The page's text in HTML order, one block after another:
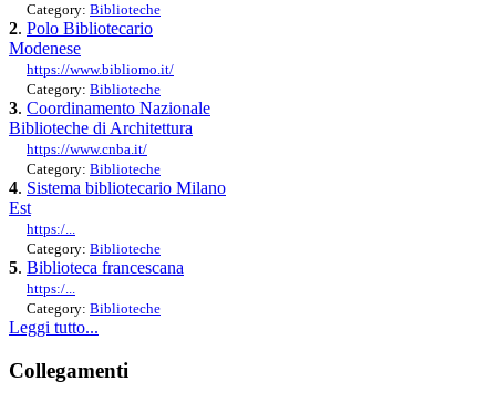
Category: Biblioteche
2. Polo Bibliotecario
Modenese
https://www.bibliomo.it/
Category: Biblioteche
3. Coordinamento Nazionale
Biblioteche di Architettura
https://www.cnba.it/
Category: Biblioteche
4. Sistema bibliotecario Milano
Est
https:/...
Category: Biblioteche
5. Biblioteca francescana
https:/...
Category: Biblioteche
Leggi tutto...
Collegamenti